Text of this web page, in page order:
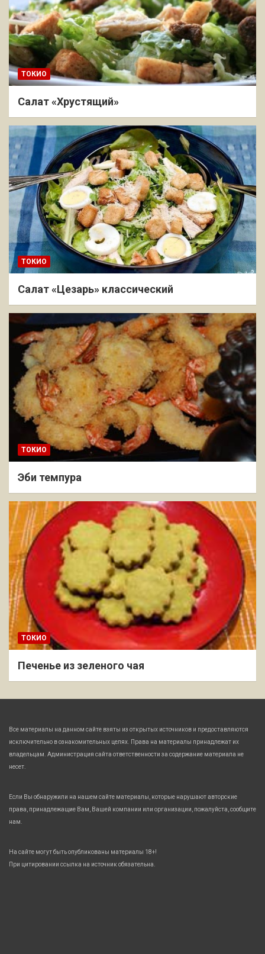
ТОКИО
Салат «Хрустящий»
ТОКИО
Салат «Цезарь» классический
ТОКИО
Эби темпура
ТОКИО
Печенье из зеленого чая
Все материалы на данном сайте взяты из открытых источников и предоставляются
исключительно в ознакомительных целях. Права на материалы принадлежат их
владельцам. Администрация сайта ответственности за содержание материала не
несет.
Если Вы обнаружили на нашем сайте материалы, которые нарушают авторские
права, принадлежащие Вам, Вашей компании или организации, пожалуйста, сообщите
нам.
На сайте могут быть опубликованы материалы 18+!
При цитировании ссылка на источник обязательна.